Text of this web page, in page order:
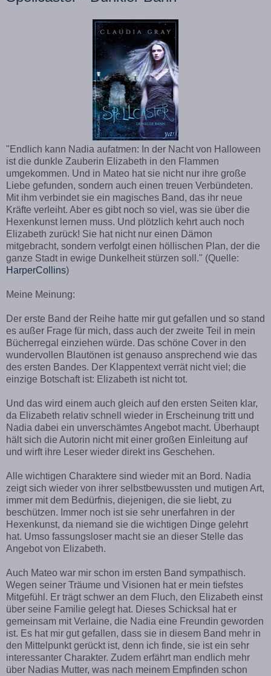
"Endlich kann Nadia aufatmen: In der Nacht von Halloween
ist die dunkle Zauberin Elizabeth in den Flammen
umgekommen. Und in Mateo hat sie nicht nur ihre große
Liebe gefunden, sondern auch einen treuen Verbündeten.
Mit ihm verbindet sie ein magisches Band, das ihr neue
Kräfte verleiht. Aber es gibt noch so viel, was sie über die
Hexenkunst lernen muss. Und plötzlich kehrt auch noch
Elizabeth zurück! Sie hat nicht nur einen Dämon
mitgebracht, sondern verfolgt einen höllischen Plan, der die
ganze Stadt in ewige Dunkelheit stürzen soll." (Quelle:
HarperCollins)
Meine Meinung:
Der erste Band der Reihe hatte mir gut gefallen und so stand
es außer Frage für mich, dass auch der zweite Teil in mein
Bücherregal einziehen würde. Das schöne Cover in den
wundervollen Blautönen ist genauso ansprechend wie das
des ersten Bandes. Der Klappentext verrät nicht viel; die
einzige Botschaft ist: Elizabeth ist nicht tot.
Und das wird einem auch gleich auf den ersten Seiten klar,
da Elizabeth relativ schnell wieder in Erscheinung tritt und
Nadia dabei ein unverschämtes Angebot macht. Überhaupt
hält sich die Autorin nicht mit einer großen Einleitung auf
und wirft ihre Leser wieder direkt ins Geschehen.
Alle wichtigen Charaktere sind wieder mit an Bord. Nadia
zeigt sich wieder von ihrer selbstbewussten und mutigen Art,
immer mit dem Bedürfnis, diejenigen, die sie liebt, zu
beschützen. Immer noch ist sie sehr unerfahren in der
Hexenkunst, da niemand sie die wichtigen Dinge gelehrt
hat. Umso fassungsloser macht sie an dieser Stelle das
Angebot von Elizabeth.
Auch Mateo war mir schon im ersten Band sympathisch.
Wegen seiner Träume und Visionen hat er mein tiefstes
Mitgefühl. Er trägt schwer an dem Fluch, den Elizabeth einst
über seine Familie gelegt hat. Dieses Schicksal hat er
gemeinsam mit Verlaine, die Nadia eine Freundin geworden
ist. Es hat mir gut gefallen, dass sie in diesem Band mehr in
den Mittelpunkt gerückt ist, denn ich finde, sie ist ein sehr
interessanter Charakter. Zudem erfährt man endlich mehr
über Nadias Mutter, was nach meinem Empfinden schon